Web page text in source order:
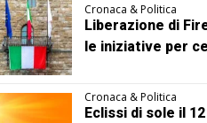
Cronaca & Politica
Liberazione di
le iniziative per
Cronaca & Politica
Eclissi di sole il